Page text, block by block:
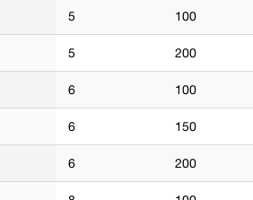
5 100
5 200
6 100
6 150
6 200